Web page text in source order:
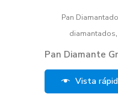
Pan
diamantados,
Pan Diamante
Vista